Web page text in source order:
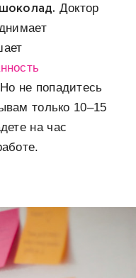
Доктор
не попадитесь
только 10–15
на час